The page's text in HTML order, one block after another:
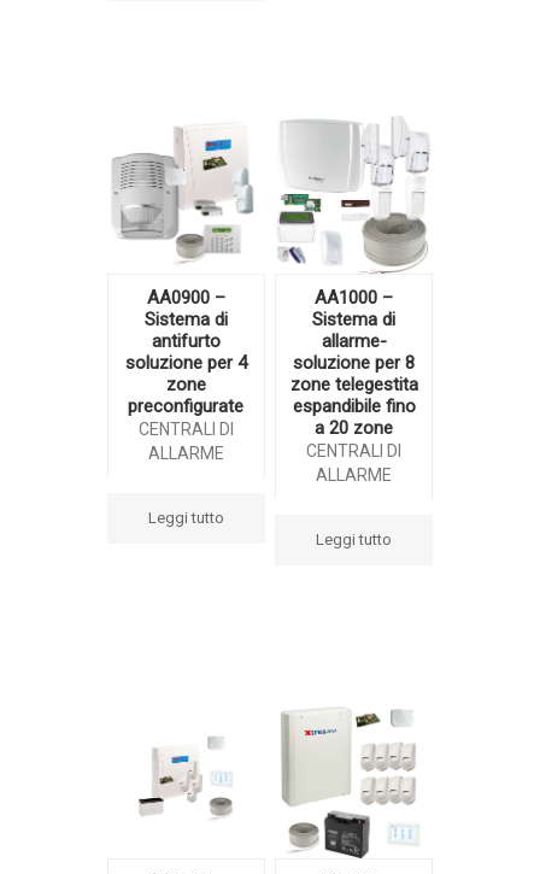
AA0900 –
Sistema di
antifurto
soluzione per 4
zone
preconfigurate
CENTRALI DI
ALLARME
Leggi tutto
AA1000 –
Sistema di
allarme-
soluzione per 8
zone telegestita
espandibile fino
a 20 zone
CENTRALI DI
ALLARME
Leggi tutto